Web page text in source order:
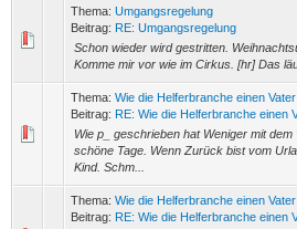
Thema: Umgangsregelung
Beitrag: RE: Umgangsregelung
Schon wieder wird gestritten.
Komme mir vor wie im Cirkus. [hr] Das
Thema: Wie die Helferbranche einen
Beitrag: RE: Wie die Helferbranche einen
Wie p_ geschrieben hat Weniger mit
schöne Tage. Wenn Zurück bist vom
Kind. Schm...
Thema: Wie die Helferbranche einen
Beitrag: RE: Wie die Helferbranche einen